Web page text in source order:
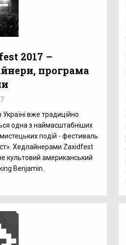
2017 –
програма
Україні вже традиційно
одна з наймасштабніших
подій - фестиваль
Хедлайнерами Zaxidfest
культовий американський
Benjamin.